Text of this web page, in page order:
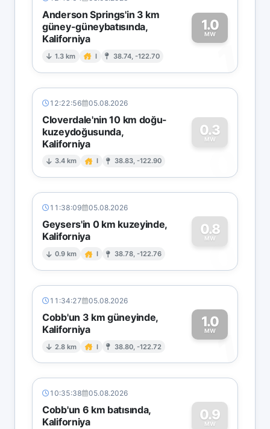
Anderson Springs'in 3 km
güney-güneybatısında,
Kaliforniya
1.3 km I 38.74, -122.70
1.0
MW
1
12:22:56 05.08.2026
Cloverdale'nin 10 km doğu-
kuzeydoğusunda,
Kaliforniya
3.4 km I 38.83, -122.90
0.3
MW
0
11:38:09 05.08.2026
Geysers'in 0 km kuzeyinde,
Kaliforniya
0.9 km I 38.78, -122.76
0.8
MW
0
11:34:27 05.08.2026
Cobb'un 3 km güneyinde,
Kaliforniya
2.8 km I 38.80, -122.72
1.0
MW1
10:35:38 05.08.2026
Cobb'un 6 km batısında,
Kaliforniya
0.9
MW